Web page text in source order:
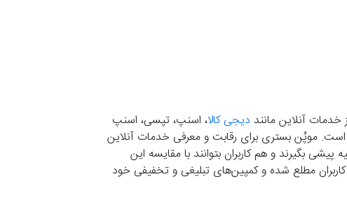
خدمات آنلاین مانند دیجی کالا، اسنپ، تپسی، اسنپ
است. موپُن بستری برای رقابت و معرفی خدمات آنلاین
بگیرند و هم کاربران بتوانند با مقایسه این
کاربران مطلع شده و کمپین‌های تبلیغی و تخفیفی خود